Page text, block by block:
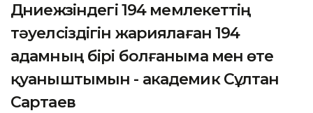
Дүниежүзіндегі 194 мемлекеттің
тәуелсіздігін жариялаған 194
адамның бірі болғаныма мен өте
қуаныштымын - академик Сұлтан
Сартаев